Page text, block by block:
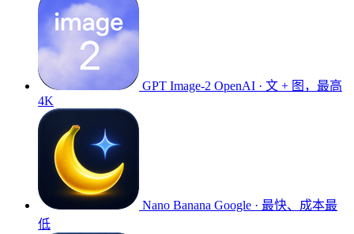
GPT Image-2 OpenAI · 文 + 图，最高
4K
Nano Banana Google · 最快、成本最
低